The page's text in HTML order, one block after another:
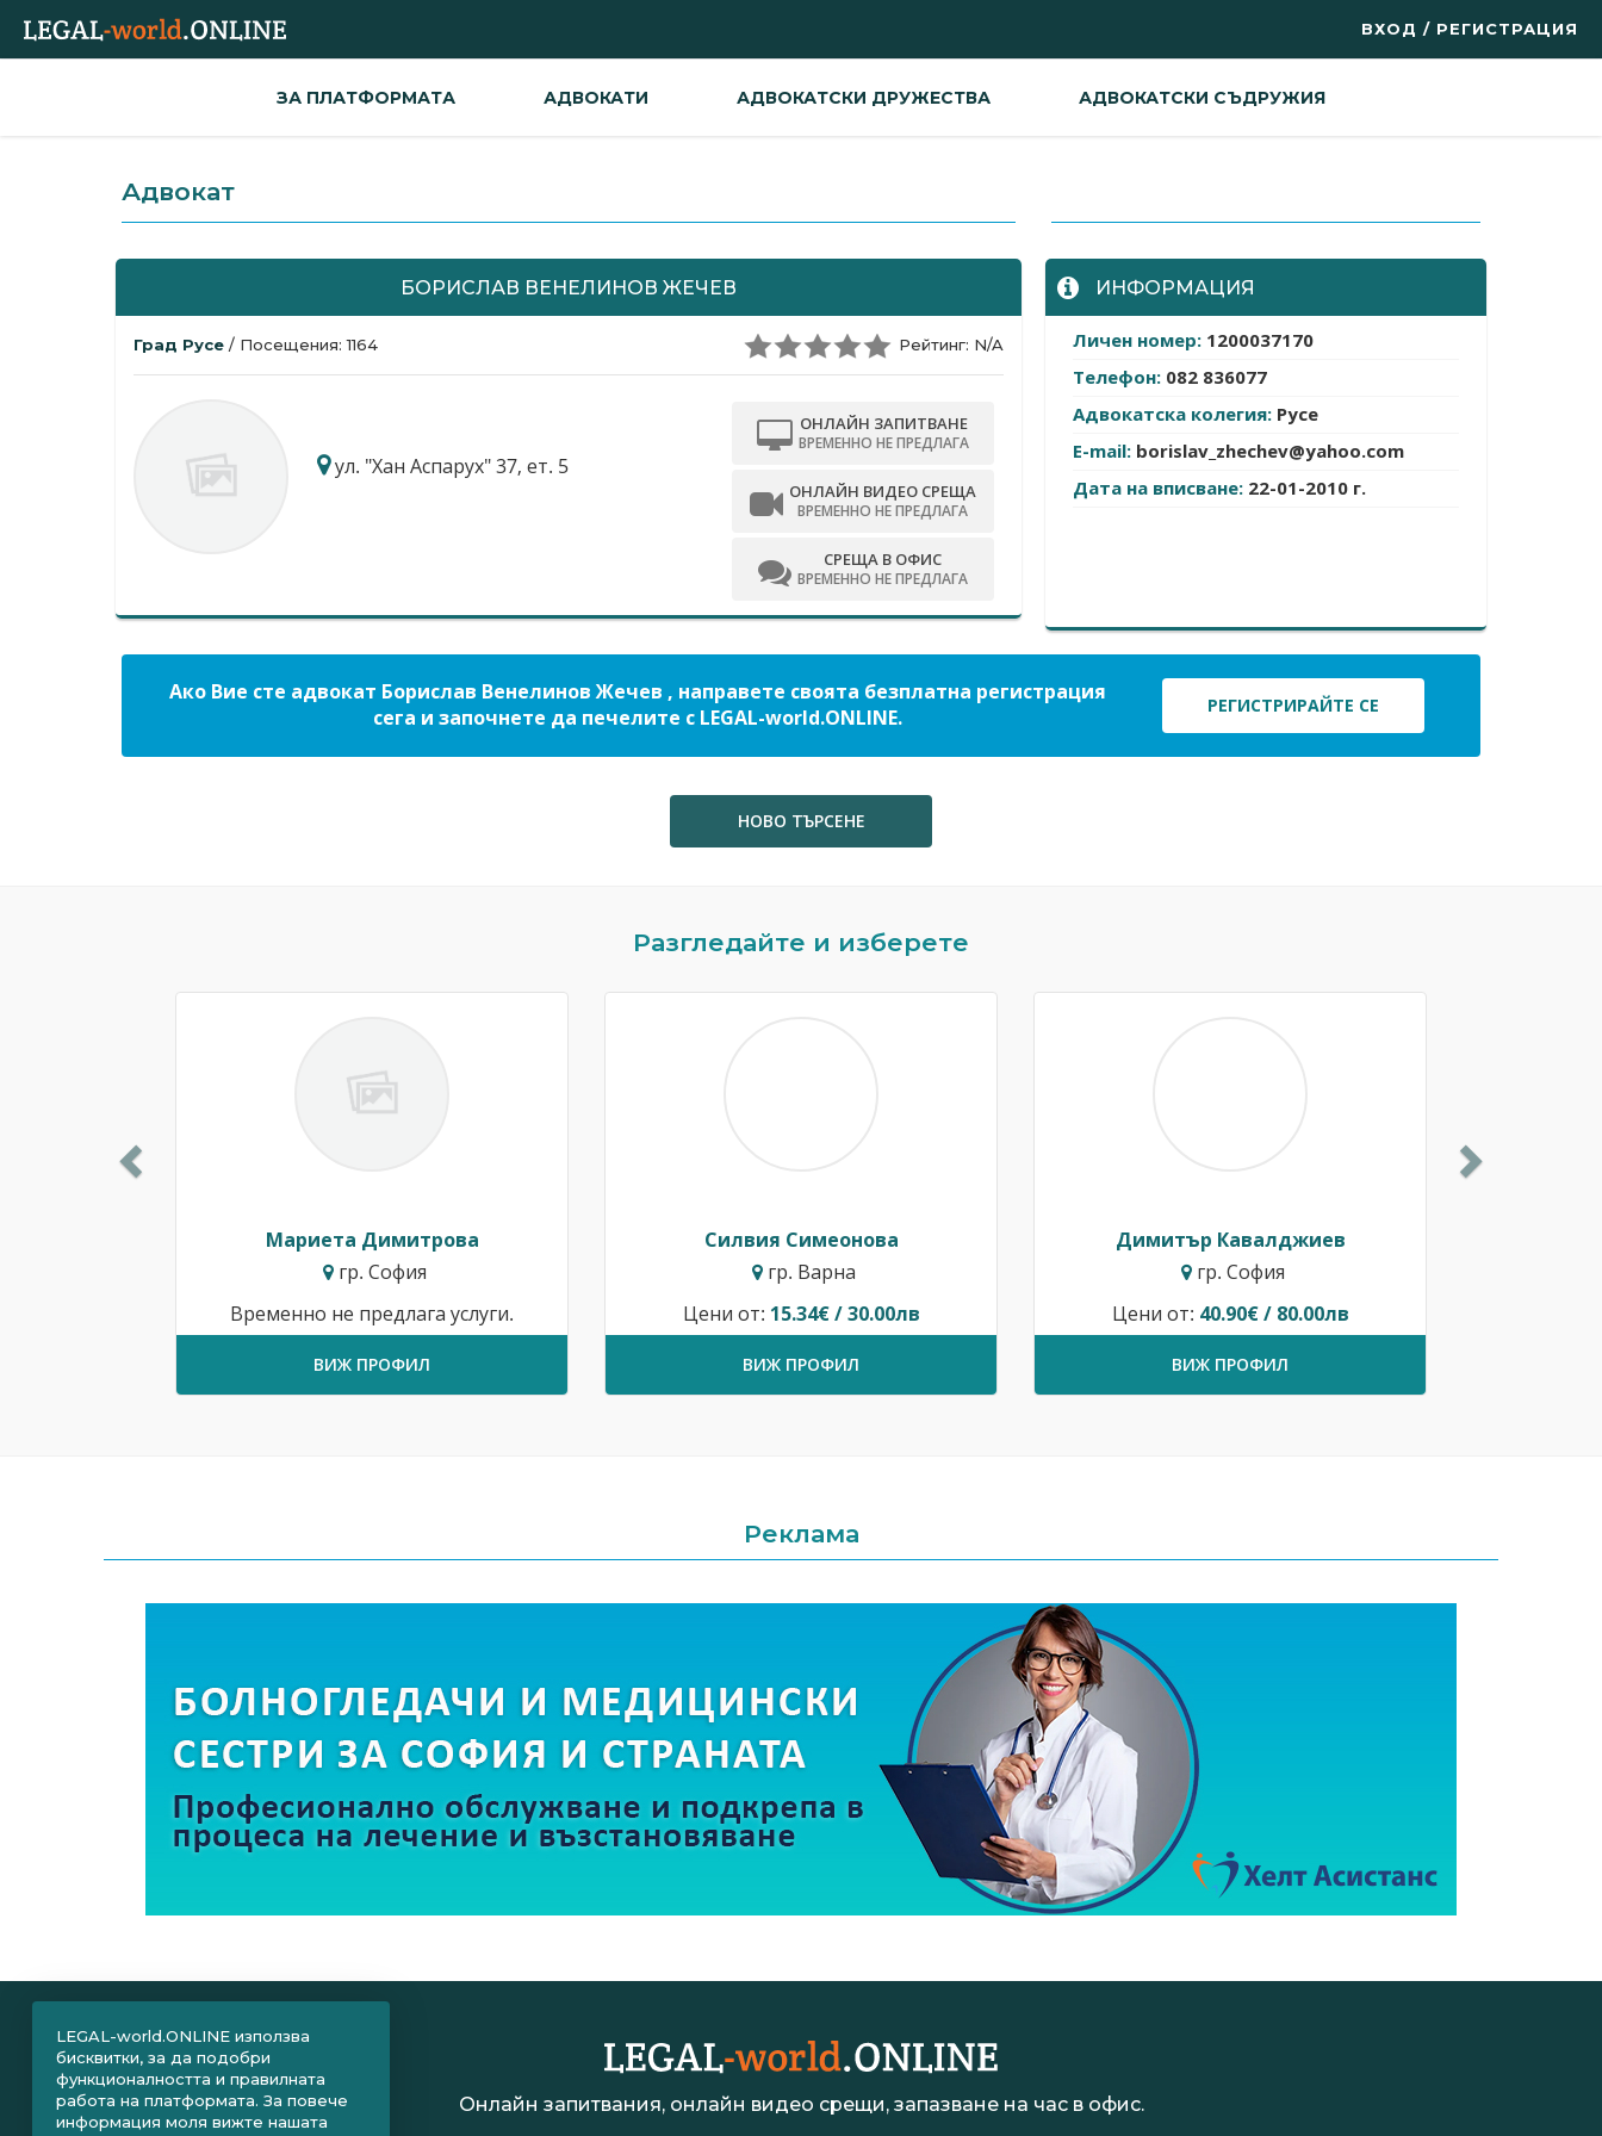
ВХОД / РЕГИСТРАЦИЯ
ЗА ПЛАТФОРМАТА АДВОКАТИ АДВОКАТСКИ ДРУЖЕСТВА АДВОКАТСКИ СЪДРУЖИЯ
Адвокат
БОРИСЛАВ ВЕНЕЛИНОВ ЖЕЧЕВ
Град Русе / Посещения: 1164 Рейтинг: N/A
ул. "Хан Аспарух" 37, ет. 5
ОНЛАЙН ЗАПИТВАНЕ
ВРЕМЕННО НЕ ПРЕДЛАГА
ОНЛАЙН ВИДЕО СРЕЩА
ВРЕМЕННО НЕ ПРЕДЛАГА
СРЕЩА В ОФИС
ВРЕМЕННО НЕ ПРЕДЛАГА
ИНФОРМАЦИЯ
Личен номер: 1200037170
Телефон: 082 836077
Адвокатска колегия: Русе
E-mail: borislav_zhechev@yahoo.com
Дата на вписване: 22-01-2010 г.
Ако Вие сте адвокат Борислав Венелинов Жечев , направете своята безплатна регистрация
сега и започнете да печелите с LEGAL-world.ONLINE.
РЕГИСТРИРАЙТЕ СЕ
НОВО ТЪРСЕНЕ
Разгледайте и изберете
Мариета Димитрова
гр. София
Временно не предлага услуги.
ВИЖ ПРОФИЛ
Силвия Симеонова
гр. Варна
Цени от: 15.34€ / 30.00лв
ВИЖ ПРОФИЛ
Димитър Кавалджиев
гр. София
Цени от: 40.90€ / 80.00лв
ВИЖ ПРОФИЛ
Реклама
Онлайн запитвания, онлайн видео срещи, запазване на час в офис.
LEGAL-world.ONLINE използва
бисквитки, за да подобри
функционалността и правилната
работа на платформата. За повече
информация моля вижте нашата